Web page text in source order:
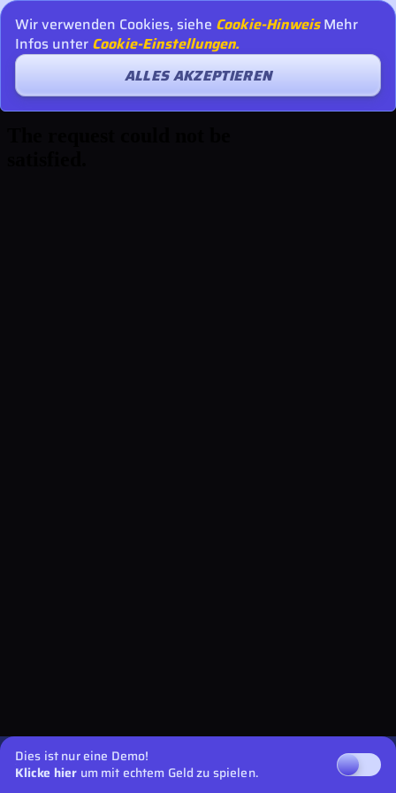
Dies ist nur eine Demo!
Klicke hier um mit echtem Geld zu spielen.
Wir verwenden Cookies, siehe Cookie-HinweisMehr
Infos unter Cookie-Einstellungen.
ALLES AKZEPTIEREN